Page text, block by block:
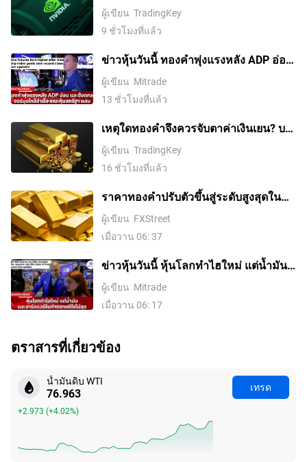
หลังบวกติดต่อกัน 5 วันพุ่งเกิน 10%
ผู้เขียน TradingKey
9 ชั่วโมงที่แล้ว
ข่าวหุ้นวันนี้ ทองคำพุ่งแรงหลัง ADP อ่อน
และข้อตกลงฮอร์มุซใกล้สำเร็จ ขณะหุ้น
สหรัฐฯ ผสม
ผู้เขียน Mitrade
13 ชั่วโมงที่แล้ว
เหตุใดทองคำจึงควรจับตาค่าเงินเยน? บท
วิเคราะห์เจาะลึกถึงผลกระทบของค่าเงิน
เยนที่มีต่อทองคำ
ผู้เขียน TradingKey
16 ชั่วโมงที่แล้ว
ราคาทองคําปรับตัวขึ้นสู่ระดับสูงสุดใน
รอบสองสัปดาห์ ขณะที่ค่าเงินดอลลาร์
สหรัฐอ่อนค่าลงจากความหวังในข้อตกลง
เฟดที่ลดลง
ผู้เขียน FXStreet
เมื่อวาน 06: 37
ข่าวหุ้นวันนี้ หุ้นโลกทำไฮใหม่ แต่น้ำมัน-
ฮาร์ดแวร์จีนทำตลาดดีใจไม่สุด
ผู้เขียน Mitrade
เมื่อวาน 06: 17
ตราสารที่เกี่ยวข้อง
น้ำมันดิบ WTI
76.963
+2.973 (+4.02%)
เทรด